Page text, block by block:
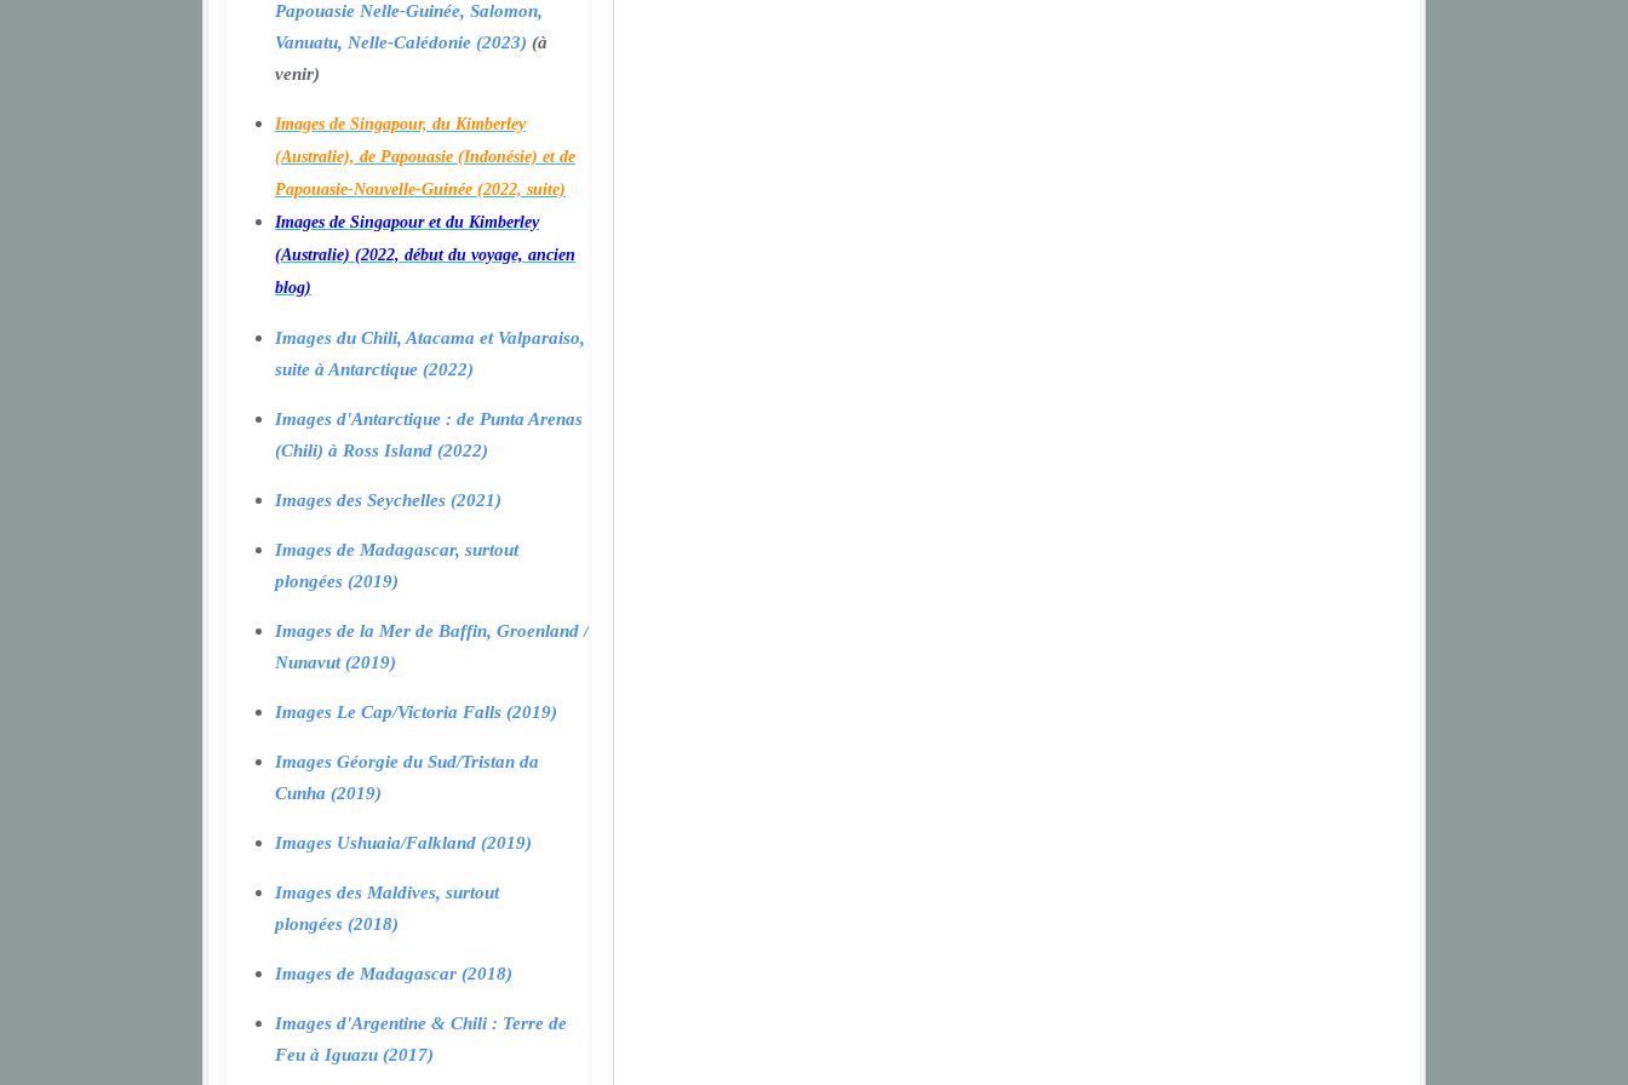
Papouasie Nelle-Guinée, Salomon,
Vanuatu, Nelle-Calédonie (2023) (à
venir)
Images de Singapour, du Kimberley
(Australie), de Papouasie (Indonésie) et de
Papouasie-Nouvelle-Guinée (2022, suite)
Images de Singapour et du Kimberley
(Australie) (2022, début du voyage, ancien
blog)
Images du Chili, Atacama et Valparaiso,
suite à Antarctique (2022)
Images d'Antarctique : de Punta Arenas
(Chili) à Ross Island (2022)
Images des Seychelles (2021)
Images de Madagascar, surtout
plongées (2019)
Images de la Mer de Baffin, Groenland /
Nunavut (2019)
Images Le Cap/Victoria Falls (2019)
Images Géorgie du Sud/Tristan da
Cunha (2019)
Images Ushuaia/Falkland (2019)
Images des Maldives, surtout
plongées (2018)
Images de Madagascar (2018)
Images d'Argentine & Chili : Terre de
Feu à Iguazu (2017)